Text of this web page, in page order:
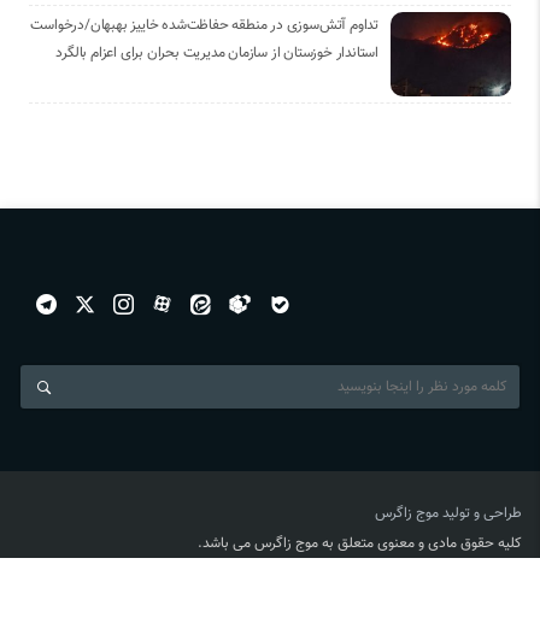
تداوم آتش‌سوزی در منطقه حفاظت‌شده خاییز بهبهان/درخواست
استاندار خوزستان از سازمان مدیریت بحران برای اعزام بالگرد
طراحی و تولیدموج زاگرس
کلیه حقوق مادی و معنوی متعلق به موج زاگرس می باشد.